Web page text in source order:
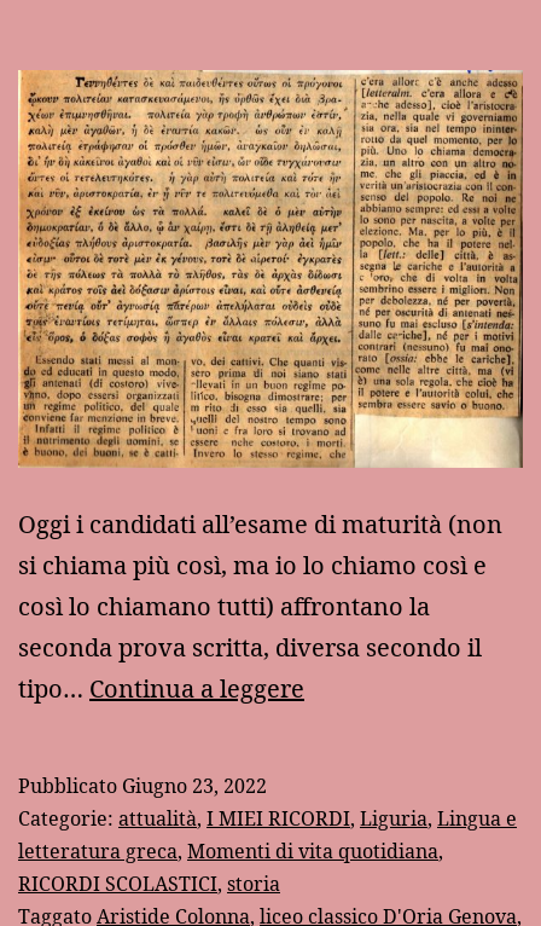
Oggi i candidati all’esame di maturità (non
si chiama più così, ma io lo chiamo così e
così lo chiamano tutti) affrontano la
seconda prova scritta, diversa secondo il
tipo… Continua a leggere
di
greco
Pubblicato Giugno 23, 2022
Categorie: attualità, I MIEI RICORDI, Liguria, Lingua e
letteratura greca, Momenti di vita quotidiana,
RICORDI SCOLASTICI, storia
TaggatoAristide Colonna, liceo classico D'Oria Genova,